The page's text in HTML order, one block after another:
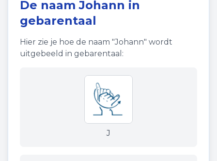
De naamJohann in
gebarentaal
Hier zie je hoe de naam "Johann" wordt
uitgebeeld in gebarentaal:
J